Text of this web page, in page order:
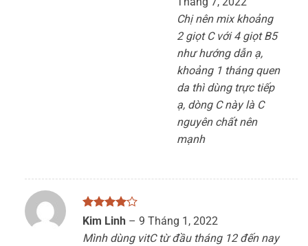
Chị nên mix khoảng
2 giọt C với 4 giọt B5
như hướng dẫn ạ,
khoảng 1 tháng quen
da thì dùng trực tiếp
ạ, dòng C này là C
nguyên chất nên
mạnh
Được
45 sao
Kim Linh – 9 Tháng 1, 2022
Mình dùng vitC từ đầu tháng 12 đến nay